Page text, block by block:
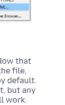
that
file,
default.
but any
work.